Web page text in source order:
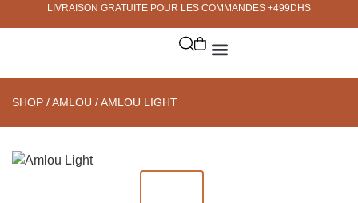
LIVRAISON GRATUITE POUR LES COMMANDES +499DHS
SHOP /AMLOU / AMLOU LIGHT